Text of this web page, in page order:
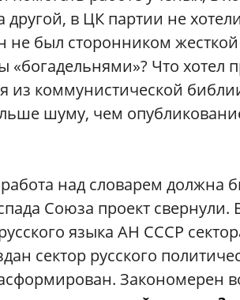
в ЦК партии не
не был сторонником жесткой
Что хотел
из коммунистической
шуму, чем
над словарем должна
Союза проект свернули.
языка АН СССР
сектор русского
Закономерен